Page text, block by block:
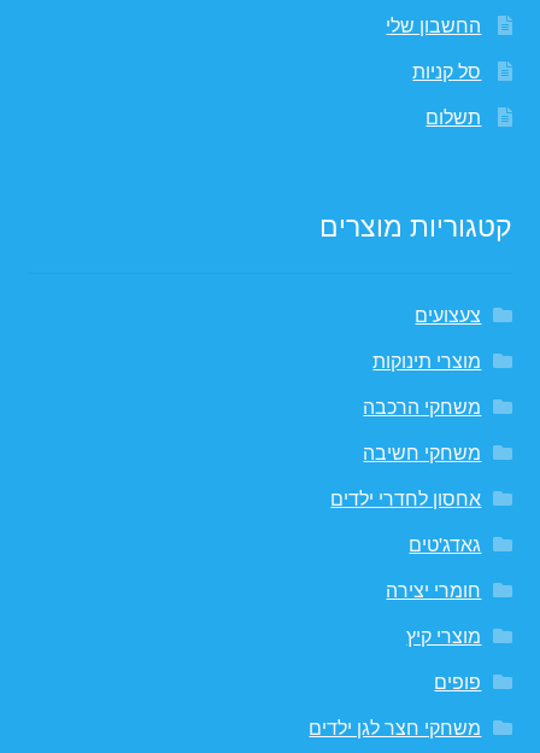
החשבון שלי
סל קניות
תשלום
קטגוריות מוצרים
צעצועים
מוצרי תינוקות
משחקי הרכבה
משחקי חשיבה
אחסון לחדרי ילדים
גאדג'טים
חומרי יצירה
מוצרי קיץ
פופים
משחקי חצר לגן ילדים